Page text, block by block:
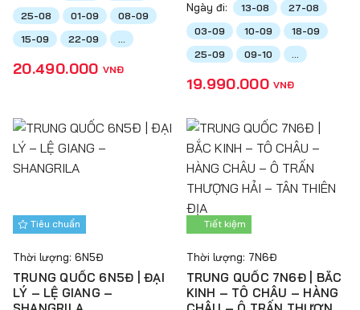
25-08
01-09
08-09
15-09
22-09 ...
20.490.000 VNĐ
Ngày đi: 13-08
27-08
03-09
10-09
18-09
25-09
09-10 ...
19.990.000 VNĐ
Tiêu chuẩn
Thời lượng: 6N5Đ
TRUNG QUỐC 6N5Đ | ĐẠI
LÝ – LỆ GIANG –
Tiết kiệm
Thời lượng: 7N6Đ
TRUNG QUỐC 7N6Đ | BẮC
KINH – TÔ CHÂU – HÀNG